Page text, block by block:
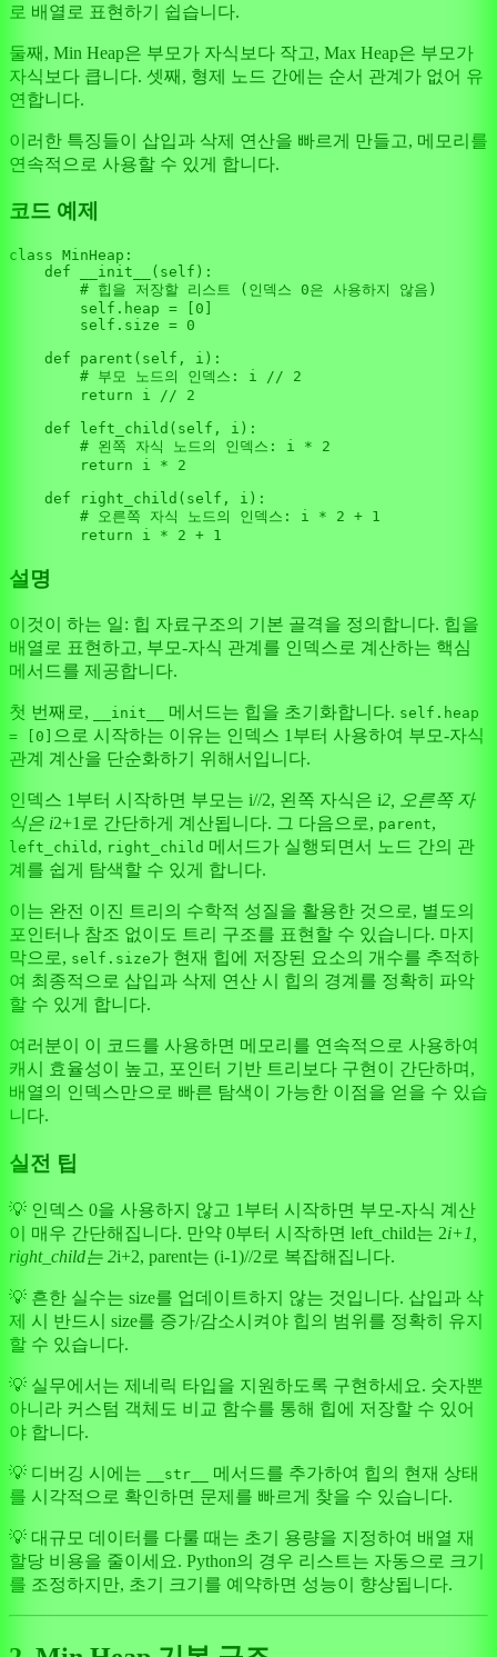
로 배열로 표현하기 쉽습니다.
둘째, Min Heap은 부모가 자식보다 작고, Max Heap은 부모가
자식보다 큽니다. 셋째, 형제 노드 간에는 순서 관계가 없어 유
연합니다.
이러한 특징들이 삽입과 삭제 연산을 빠르게 만들고, 메모리를
연속적으로 사용할 수 있게 합니다.
코드 예제
class MinHeap :
def
__init__ ( self ):
# 힙을 저장할 리스트 (인덱스 0은 사용하지 않음)
self .heap = [ 0
self .size = 0
def
parent ( self, i ):
# 부모 노드의 인덱스: i // 2
return i // 2
def
left_child ( self, i ):
# 왼쪽 자식 노드의 인덱스: i * 2
return i * 2
def
right_child ( self, i ):
# 오른쪽 자식 노드의 인덱스: i * 2 + 1
return i * 2 + 1
설명
이것이 하는 일: 힙 자료구조의 기본 골격을 정의합니다. 힙을
배열로 표현하고, 부모-자식 관계를 인덱스로 계산하는 핵심
메서드를 제공합니다.
첫 번째로, __init__ 메서드는 힙을 초기화합니다. self.heap
= [0] 으로 시작하는 이유는 인덱스 1부터 사용하여 부모-자식
관계 계산을 단순화하기 위해서입니다.
인덱스 1부터 시작하면 부모는 i//2, 왼쪽 자식은 i2, 오른쪽 자
식은 i2+1로 간단하게 계산됩니다. 그 다음으로, parent,
left_child , right_child 메서드가 실행되면서 노드 간의 관
계를 쉽게 탐색할 수 있게 합니다.
이는 완전 이진 트리의 수학적 성질을 활용한 것으로, 별도의
포인터나 참조 없이도 트리 구조를 표현할 수 있습니다. 마지
막으로, self.size가 현재 힙에 저장된 요소의 개수를 추적하
여 최종적으로 삽입과 삭제 연산 시 힙의 경계를 정확히 파악
할 수 있게 합니다.
여러분이 이 코드를 사용하면 메모리를 연속적으로 사용하여
캐시 효율성이 높고, 포인터 기반 트리보다 구현이 간단하며,
배열의 인덱스만으로 빠른 탐색이 가능한 이점을 얻을 수 있습
니다.
실전 팁
💡 인덱스 0을 사용하지 않고 1부터 시작하면 부모-자식 계산
이 매우 간단해집니다. 만약 0부터 시작하면 left_child는 2i+1,
right_child는 2i+2, parent는 (i-1)//2로 복잡해집니다.
💡 흔한 실수는 size를 업데이트하지 않는 것입니다. 삽입과 삭
제 시 반드시 size를 증가/감소시켜야 힙의 범위를 정확히 유지
할 수 있습니다.
💡 실무에서는 제네릭 타입을 지원하도록 구현하세요. 숫자뿐
아니라 커스텀 객체도 비교 함수를 통해 힙에 저장할 수 있어
야 합니다.
💡 디버깅 시에는 __str__
메서드를 추가하여 힙의 현재 상태
를 시각적으로 확인하면 문제를 빠르게 찾을 수 있습니다.
💡 대규모 데이터를 다룰 때는 초기 용량을 지정하여 배열 재
할당 비용을 줄이세요. Python의 경우 리스트는 자동으로 크기
를 조정하지만, 초기 크기를 예약하면 성능이 향상됩니다.